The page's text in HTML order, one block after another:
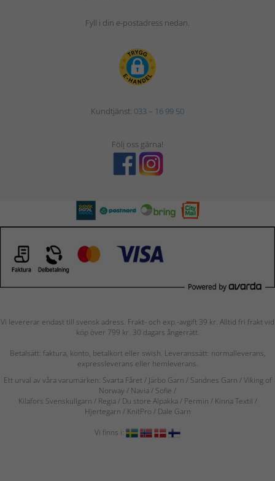
Fyll i din e-postadress nedan.
Kundtjänst: 033 – 16 99 50
Följ oss gärna!
Vi levererar endast till svensk adress. Frakt- och exp.-avgift 39 kr. Alltid fri frakt vid
köp över 799 kr. 30 dagars ångerrätt.
Betalsätt: faktura, konto, betalkort eller swish. Leveranssätt: normalleverans,
expressleverans eller hemleverans.
Ett urval av våra varumärken: Svarta Fåret / Järbo Garn / Sandnes Garn / Viking of
Norway / Navia/ Sofie /
Kilafors Svenskullgarn / Regia / Du store Alpakka / Permin / Kinna Textil /
Hjertegarn / KnitPro / Dale Garn
Vi finns i: